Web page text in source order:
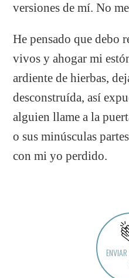
versiones de mí. No
He pensado que debo
vivos y ahogar mi
ardiente de hierbas,
desconstruída, así
alguien llame a la
o sus minúsculas
con mi yo perdido.